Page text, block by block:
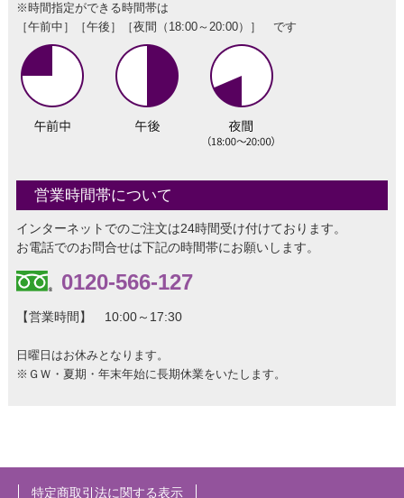
※時間指定ができる時間帯は
［午前中］［午後］［夜間（18:00～20:00）］ です
営業時間帯について
インターネットでのご注文は24時間受け付けております。
お電話でのお問合せは下記の時間帯にお願いします。
0120-566-127
【営業時間】 10:00～17:30
日曜日はお休みとなります。
※ＧＷ・夏期・年末年始に長期休業をいたします。
特定商取引法に関する表示